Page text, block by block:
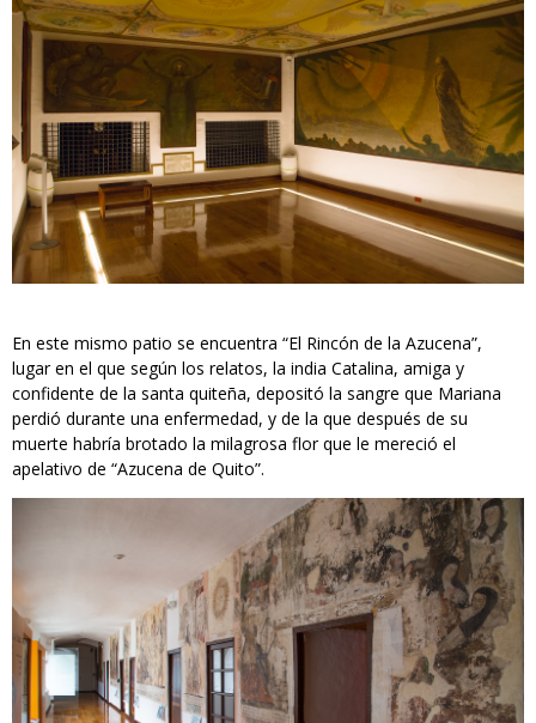
En este mismo patio se encuentra “El Rincón de la Azucena”,
lugar en el que según los relatos, la india Catalina, amiga y
confidente de la santa quiteña, depositó la sangre que Mariana
perdió durante una enfermedad, y de la que después de su
muerte habría brotado la milagrosa flor que le mereció el
apelativo de “Azucena de Quito”.